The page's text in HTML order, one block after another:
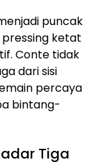
puncak
ketat
Conte tidak
dari sisi
percaya
bintang-
Tiga